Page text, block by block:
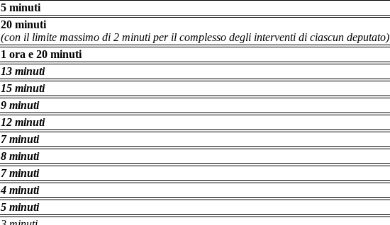
5 minuti
20 minuti
(con il limite massimo di 2 minuti per il complesso degli interventi di ciascun deputato)
1 ora e 20 minuti
13 minuti
15 minuti
9 minuti
12 minuti
7 minuti
8 minuti
7 minuti
4 minuti
5 minuti